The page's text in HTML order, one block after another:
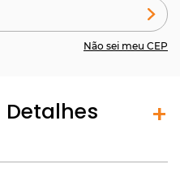
Não sei meu CEP
Detalhes